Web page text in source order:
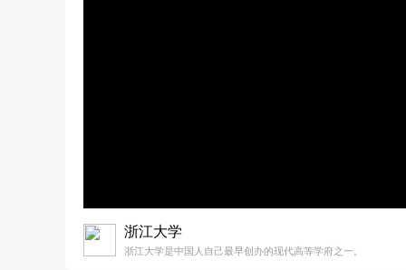
浙江大学
浙江大学是中国人自己最早创办的现代高等学府之一。